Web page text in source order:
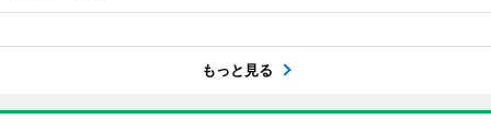
もっと見る